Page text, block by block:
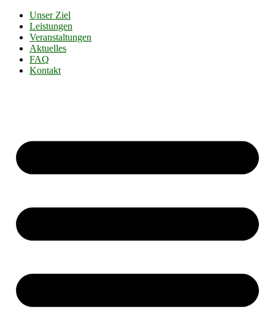
Unser Ziel
Leistungen
Veranstaltungen
Aktuelles
FAQ
Kontakt